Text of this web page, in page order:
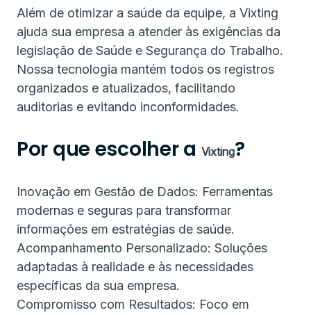
Além de otimizar a saúde da equipe, a Vixting
ajuda sua empresa a atender às exigências da
legislação de Saúde e Segurança do Trabalho.
Nossa tecnologia mantém todos os registros
organizados e atualizados, facilitando
auditorias e evitando inconformidades.
Por que escolher a Vixting?
Inovação em Gestão de Dados: Ferramentas
modernas e seguras para transformar
informações em estratégias de saúde.
Acompanhamento Personalizado: Soluções
adaptadas à realidade e às necessidades
específicas da sua empresa.
Compromisso com Resultados: Foco em